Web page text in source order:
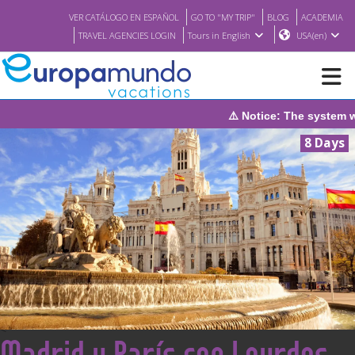
VER CATÁLOGO EN ESPAÑOL GO TO "MY TRIP" BLOG
ACADEMIA
TRAVEL AGENCIES LOGIN
Tours in English USA(en)
BROCHURE PDF
WHERE TO BUY
FEATURED
ABOUT US
⚠️ Notice: The system will be under
8 Days
<